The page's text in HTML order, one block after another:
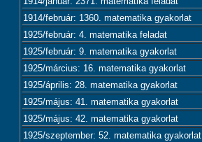
1914/február: 1360. matematika gyakorlat
1925/február: 4. matematika feladat
1925/február: 9. matematika gyakorlat
1925/március: 16. matematika gyakorlat
1925/április: 28. matematika gyakorlat
1925/május: 41. matematika gyakorlat
1925/május: 42. matematika gyakorlat
1925/szeptember: 52. matematika gyakorlat